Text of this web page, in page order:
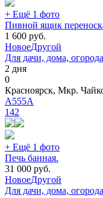
+ Ещё 1 фото
Пивной ящик
1 600 руб.
НовоеДругой
Для дачи, дома,
2 дня
0
Красноярск, Мкр.
A555A
142
+ Ещё 1 фото
Печь банная.
31 000 руб.
НовоеДругой
Для дачи, дома,